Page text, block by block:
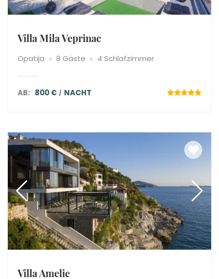
Villa Mila Veprinac
Opatija 8 Gäste 4 Schlafzimmer
AB: 800 € NACHT
Villa Amelie